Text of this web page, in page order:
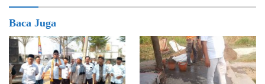
Baca Juga